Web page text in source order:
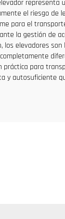
el riesgo
para el
la gestión de
los elevadores
práctica para
y autosuficiente